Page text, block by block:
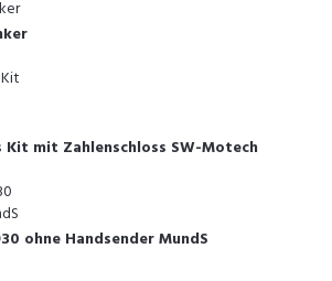
Kit mit Zahlenschloss SW-Motech
ohne Handsender MundS